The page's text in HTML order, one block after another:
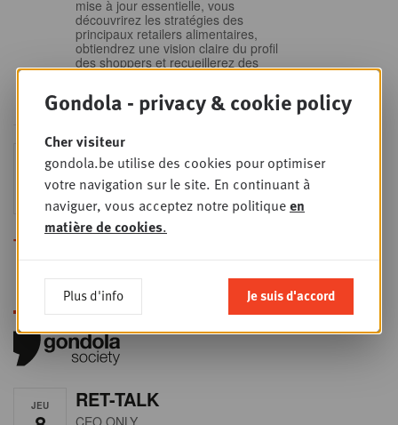
mise à jour essentielle, vous
découvrirez les stratégies des
principaux retailers alimentaires,
obtiendrez une vision claire du profil
des shoppers et recueillerez des
insights indispensables dans un
secteur en plein
JEU
24
Sales & nego Summit
2026
Sales & Nego summit 2026
Toutes les formations
JEU RET-TALK
CEO ONLY
Gondola - privacy & cookie policy
Cher visiteur
gondola.be utilise des cookies pour optimiser
votre navigation sur le site. En continuant à
naviguer, vous acceptez notre politiqueen
matière de cookies.
Plus d'info Je suis d'accord